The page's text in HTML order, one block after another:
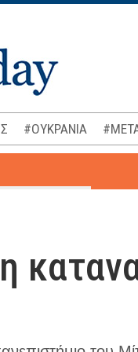
#ΟΥΚΡΑΝΙΑ